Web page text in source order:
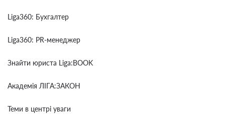
Liga360: Бухгалтер
Liga360: PR-менеджер
Знайти юриста Liga:BOOK
Академія ЛІГА:ЗАКОН
Теми в центрі уваги